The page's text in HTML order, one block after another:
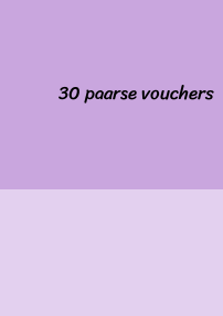
30 paarse vouchers